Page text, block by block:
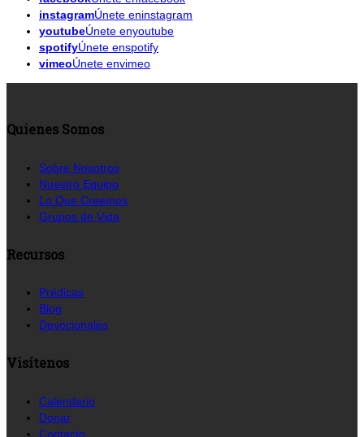
instagramÚnete eninstagram
youtubeÚnete enyoutube
spotifyÚnete enspotify
vimeoÚnete envimeo
Quienes Somos
Sobre Nosotros
Nuestro Equipo
Lo Que Creemos
Grupos de Vida
Recursos
Prédicas
Blog
Devocionales
Visítenos
Calendario
Donar
Contacto